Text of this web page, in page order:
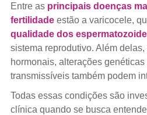
Entre as principais doenças
fertilidadeestão a varicocele,
qualidade dos
sistema reprodutivo. Além
hormonais, alterações
transmissíveis também podem
Todas essas condições são
clínica quando se busca